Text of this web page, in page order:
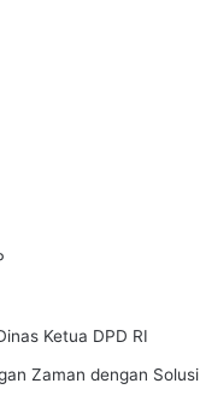
Ketua DPD RI
Zaman dengan Solusi